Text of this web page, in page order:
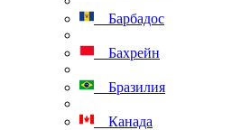
Барбадос
Бахрейн
Бразилия
Канада